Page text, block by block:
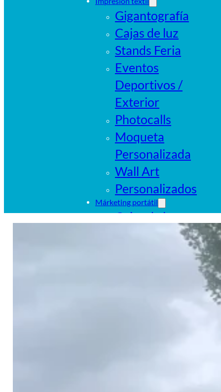
Gigantografía
Cajas de luz
Stands Feria
Eventos
Deportivos /
Exterior
Photocalls
Moqueta
Personalizada
Wall Art
Personalizados
Márketing portátil
Cajas de luz